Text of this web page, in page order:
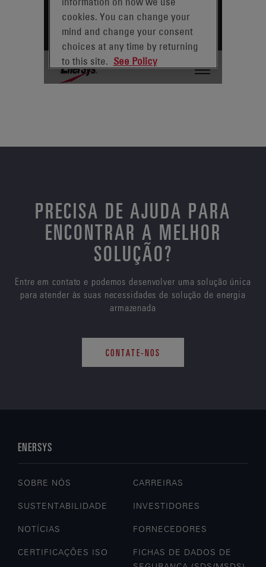
PRECISA DE AJUDA PARA
ENCONTRAR A MELHOR
SOLUÇÃO?
Entre em contato e podemos desenvolver uma solução única
para atender às suas necessidades de solução de energia
armazenada
CONTATE-NOS
ENERSYS
SOBRE NÓS CARREIRAS
SUSTENTABILIDADE INVESTIDORES
NOTÍCIAS FORNECEDORES
CERTIFICAÇÕES ISO
FICHAS DE DADOS DE